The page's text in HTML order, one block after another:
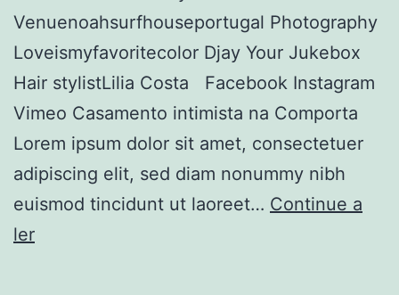
Venuenoahsurfhouseportugal Photography
Loveismyfavoritecolor Djay Your Jukebox
Hair stylistLilia Costa Facebook Instagram
Vimeo Casamento intimista na Comporta
Lorem ipsum dolor sit amet, consectetuer
adipiscing elit, sed diam nonummy nibh
euismod tincidunt ut laoreet… Continue a
lerCasamento